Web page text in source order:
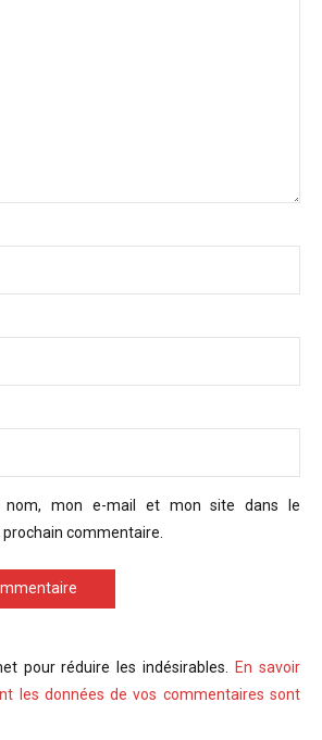
nom, mon e-mail et mon site dans le
commentaire.
pour réduire les indésirables.
En savoir
les données de vos commentaires sont